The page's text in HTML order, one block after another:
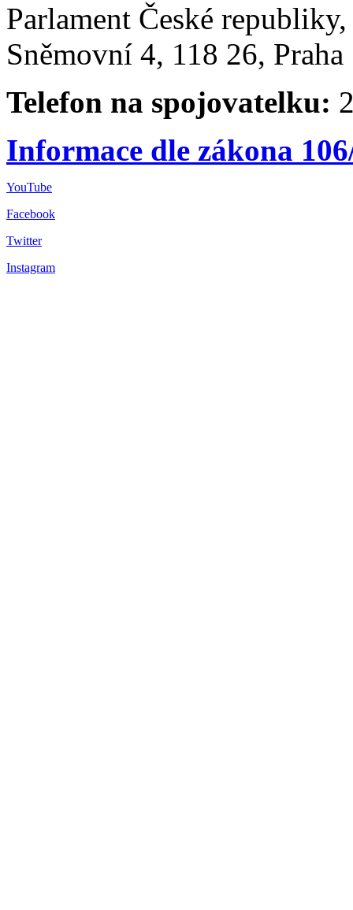
Parlament České
Sněmovní 4, 118 26,
Telefon na spojovatelku:
Informace dle zákona
YouTube
Facebook
Twitter
Instagram